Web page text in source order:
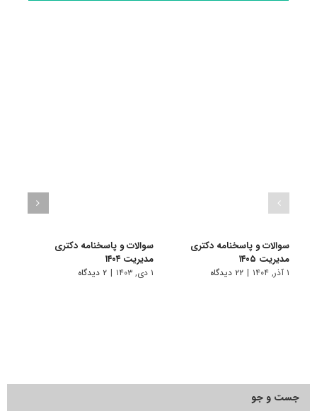
سوالات و پاسخنامه دکتری
مدیریت ۱۴۰۵
۱ آذر, ۱۴۰۴ | ۲۲ دیدگاه
سوالات و پاسخنامه دکتری
مدیریت ۱۴۰۴
۱ دی, ۱۴۰۳ | ۲ دیدگاه
جست و جو